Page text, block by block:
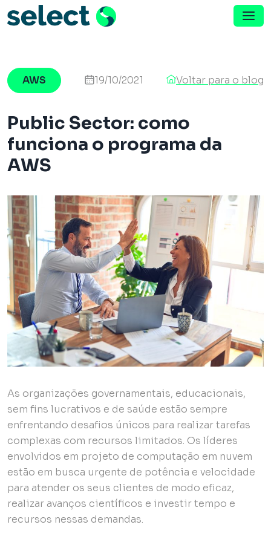
Menu de Navegação
AWS 19/10/2021 Voltar para o blog
Public Sector: como
funciona o programa da
AWS
As organizações governamentais, educacionais,
sem fins lucrativos e de saúde estão sempre
enfrentando desafios únicos para realizar tarefas
complexas com recursos limitados. Os líderes
envolvidos em projeto de computação em nuvem
estão em busca urgente de potência e velocidade
para atender os seus clientes de modo eficaz,
realizar avanços científicos e investir tempo e
recursos nessas demandas.